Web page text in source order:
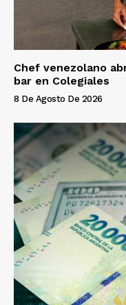
Chef venezolano
bar en Colegiales
8 De Agosto De 2026